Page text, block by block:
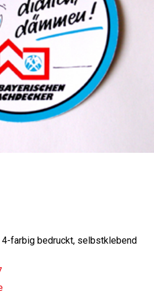
farbig bedruckt, selbstklebend